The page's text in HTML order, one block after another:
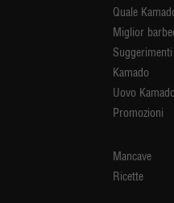
Quale
Miglior
Kamado
Uovo
Promozioni
Mancave
Ricette